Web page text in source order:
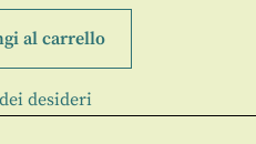
al carrello
desideri